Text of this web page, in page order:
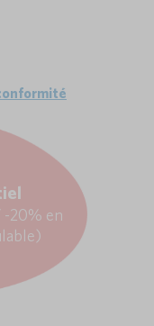
-20% en